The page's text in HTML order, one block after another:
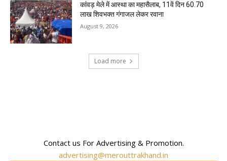
कांवड़ मेले में आस्था का महासैलाब, 11वें दिन 60.70
लाख शिवभक्त गंगाजल लेकर रवाना
August 9, 2026
Load more
Contact us For Advertising & Promotion.
advertising@merouttrakhand.in